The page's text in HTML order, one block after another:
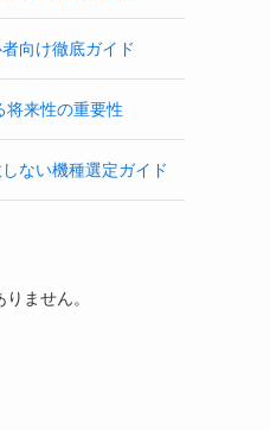
向け徹底ガイド
将来性の重要性
ない機種選定ガイド
ません。